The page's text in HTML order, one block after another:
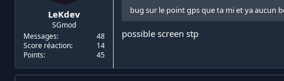
LeKdev
SGmod
Messages
48
Score réaction
14
Points
45
bug sur le point gps que ta mi et ya aucun
possible screen stp